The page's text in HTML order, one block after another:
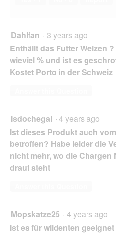
Dahlfan · 3 years ago
Enthällt das Futter Weizen
wieviel % und ist es
Kostet Porto in der Schweiz
Isdochegal · 4 years ago
Ist dieses Produkt auch
betroffen? Habe leider die
nicht mehr, wo die Chargen
drauf steht
Mopskatze25 · 4 years ago
Ist es für wildenten geeignet